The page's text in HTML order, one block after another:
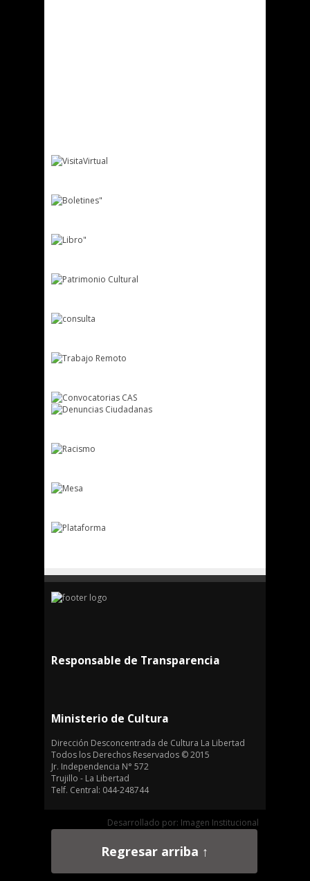
Responsable de Transparencia
Ministerio de Cultura
Dirección Desconcentrada de Cultura La Libertad
Todos los Derechos Reservados © 2015
Jr. Independencia N° 572
Trujillo - La Libertad
Telf. Central: 044-248744
Desarrollado por: Imagen Institucional
Regresar arriba ↑